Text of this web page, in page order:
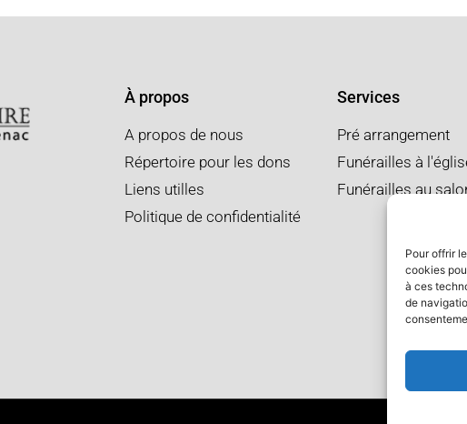
Pour offrir
cookies
à ces
de
À propos
A propos de nous
Répertoire pour les dons
Liens utilles
Politique de confidentialité
Services
Pré arrangement
Funérailles à
Funérailles au